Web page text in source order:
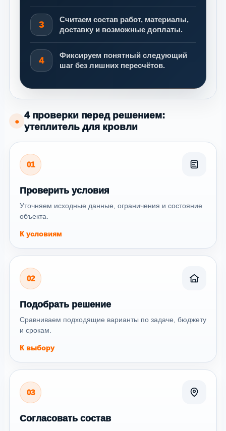
3
Считаем состав работ, материалы,
доставку и возможные доплаты.
4
Фиксируем понятный следующий
шаг без лишних пересчётов.
●
4 проверки перед решением:
утеплитель для кровли
01
Проверить условия
Уточняем исходные данные, ограничения и состояние
объекта.
К условиям
02
Подобрать решение
Сравниваем подходящие варианты по задаче, бюджету
и срокам.
К выбору
03
Согласовать состав